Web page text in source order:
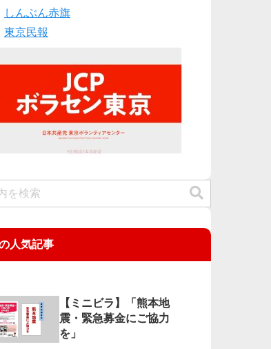
しんぶん赤旗
東京民報
人気記事
【ミニビラ】「熊本地
震・緊急募金にご協力
を」